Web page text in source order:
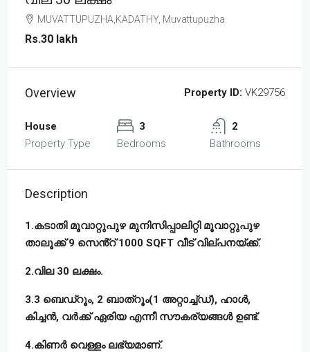
MUVATTUPUZHA,KADATHY, Muvattupuzha
Rs.30 lakh
Overview Property ID: VK29756
House
Property Type
3
Bedrooms
2
Bathrooms
Description
1.കടാതി മൂവാറ്റുപുഴ മുനിസിപ്പാലിറ്റി മൂവാറ്റുപുഴ
താലൂക്ക് 9 സെൻ്റ് 1000 SQFT വീട് വില്പനയ്ക്ക്.
2.വില 30 ലക്ഷം.
3.3 ബെഡ്റൂം, 2 ബാത്റൂം(1 അറ്റാച്ച്ഡ്), ഹാൾ,
കിച്ചൻ, വർക്ക് ഏരിയ എന്നീ സൗകര്യങ്ങൾ ഉണ്ട്.
4.കിണർ വെള്ളം ലഭ്യമാണ്.